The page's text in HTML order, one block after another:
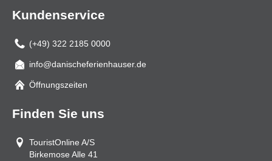
Kundenservice
(+49) 322 2185 0000
Mail
info@danischeferienhauser.de
Öffnungszeiten
Finden Sie uns
TouristOnline A/S
Birkemose Alle 41